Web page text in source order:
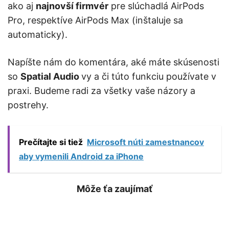
ako aj najnovší firmvér pre slúchadlá AirPods
Pro, respektíve AirPods Max (inštaluje sa
automaticky).
Napíšte nám do komentára, aké máte skúsenosti
so Spatial Audiovy a či túto funkciu používate v
praxi. Budeme radi za všetky vaše názory a
postrehy.
Prečítajte si tiež Microsoft núti zamestnancov
aby vymenili Android za iPhone
Môže ťa zaujímať